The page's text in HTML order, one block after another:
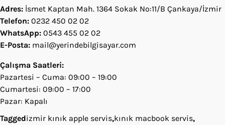
Adres: İsmet Kaptan Mah. 1364 Sokak No:11/B Çankaya/İzmir
Telefon: 0232 450 02 02
WhatsApp: 0543 455 02 02
E-Posta: mail@yerindebilgisayar.com
Çalışma Saatleri:
Pazartesi – Cuma: 09:00 – 19:00
Cumartesi: 09:00 – 17:00
Pazar: Kapalı
Taggedizmir kınık apple servis,kınık macbook servis,